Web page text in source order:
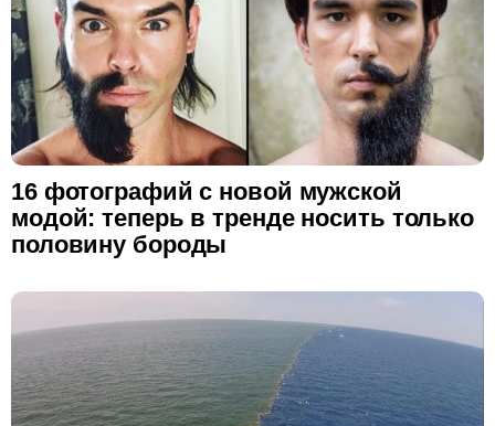
16 фотографий с новой мужской
модой: теперь в тренде носить только
половину бороды